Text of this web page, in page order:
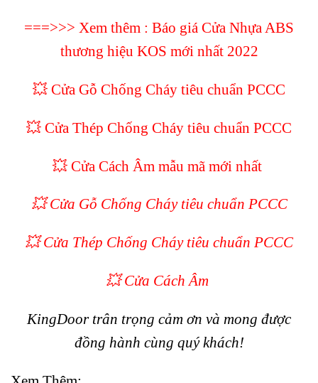
===>>> Xem thêm : Báo giá Cửa Nhựa ABS
thương hiệu KOS mới nhất 2022
💥 Cửa Gỗ Chống Cháy tiêu chuẩn PCCC
💥 Cửa Thép Chống Cháy tiêu chuẩn PCCC
💥 Cửa Cách Âm mẫu mã mới nhất
💥 Cửa Gỗ Chống Cháy tiêu chuẩn PCCC
💥 Cửa Thép Chống Cháy tiêu chuẩn PCCC
💥Cửa Cách Âm
KingDoor trân trọng cảm ơn và mong được
đồng hành cùng quý khách!